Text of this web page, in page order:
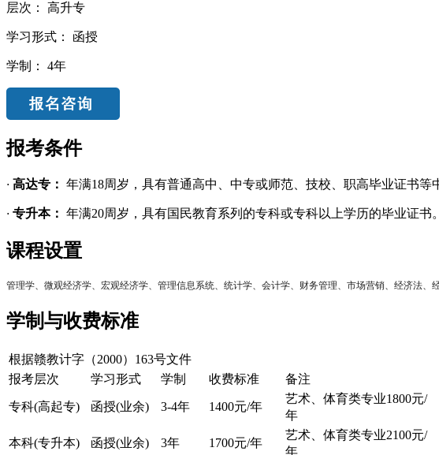
层次： 高升专
学习形式： 函授
学制： 4年
报考条件
· 高达专： 年满18周岁，具有普通高中、中专或师范、技校、职高毕业证书等
· 专升本： 年满20周岁，具有国民教育系列的专科或专科以上学历的毕业证书。
课程设置
管理学、微观经济学、宏观经济学、管理信息系统、统计学、会计学、财务管理、市场营销、经济法
学制与收费标准
根据赣教计字（2000）163号文件
报考层次
学习形式 学制 收费标准 备注
专科(高起专) 函授(业余) 3-4年 1400元/年
艺术、体育类专业1800元/
年
本科(专升本) 函授(业余) 3年 1700元/年
艺术、体育类专业2100元/
年